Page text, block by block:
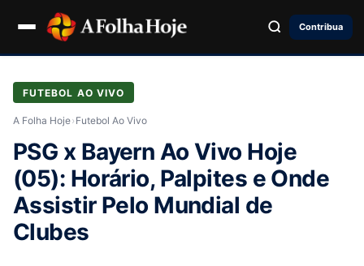
Contribua
FUTEBOL AO VIVO
A Folha Hoje› Futebol Ao Vivo
PSG x Bayern Ao Vivo Hoje
(05): Horário, Palpites e Onde
Assistir Pelo Mundial de
Clubes